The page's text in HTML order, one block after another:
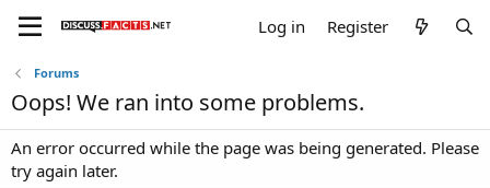
Log in Register
Forums
Oops! We ran into some problems.
An error occurred while the page was being generated. Please
try again later.